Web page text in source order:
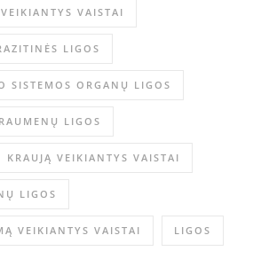
VAISTAI
LIGOS
SISTEMOS ORGANŲ LIGOS
LIGOS
KRAUJĄ VEIKIANTYS VAISTAI
LIGOS
VEIKIANTYS VAISTAI LIGOS